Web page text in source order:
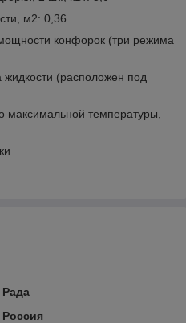
м2: 0,36
конфорок (три режима
(расположен под
максимальной температуры,
Рада
Россия